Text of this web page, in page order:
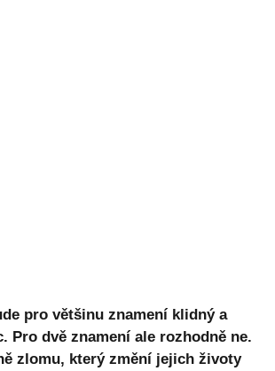
pro většinu znamení klidný a
Pro dvě znamení ale rozhodně ne.
zlomu, který změní jejich životy